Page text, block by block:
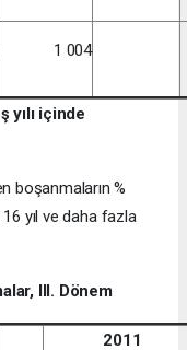
1 004
yılı içinde
boşanmaların %
16 yıl ve daha fazla
III. Dönem
2011